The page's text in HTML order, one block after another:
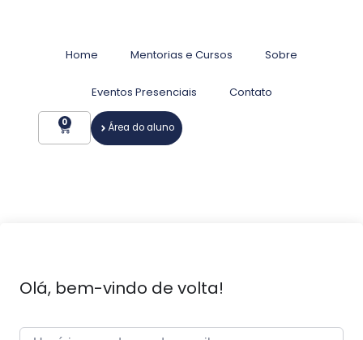
Home Mentorias e Cursos Sobre
Eventos Presenciais Contato
0 Área do aluno
Olá, bem-vindo de volta!